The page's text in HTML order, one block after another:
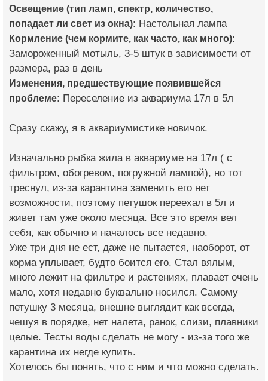
Освещение (тип ламп, спектр, количество,
попадает ли свет из окна): Настольная лампа
Кормление (чем кормите, как часто, как много):
Замороженный мотыль, 3-5 штук в зависимости от
размера, раз в день
Изменения, предшествующие появившейся
проблеме: Переселение из аквариума 17л в 5л
Сразу скажу, я в аквариумистике новичок.
Изначально рыбка жила в аквариуме на 17л ( с
фильтром, обогревом, погружной лампой), но тот
треснул, из-за карантина заменить его нет
возможности, поэтому петушок переехал в 5л и
живет там уже около месяца. Все это время вел
себя, как обычно и началось все недавно.
Уже три дня не ест, даже не пытается, наоборот, от
корма уплывает, будто боится его. Стал вялым,
много лежит на фильтре и растениях, плавает очень
мало, хотя недавно буквально носился. Самому
петушку 3 месяца, внешне выглядит как всегда,
чешуя в порядке, нет налета, ранок, слизи, плавники
целые. Тесты воды сделать не могу - из-за того же
карантина их негде купить.
Хотелось бы понять, что с ним и что можно сделать.